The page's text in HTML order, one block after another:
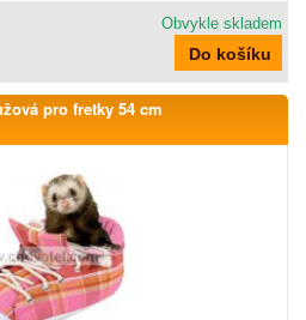
Obvykle skladem
pro fretky 54 cm